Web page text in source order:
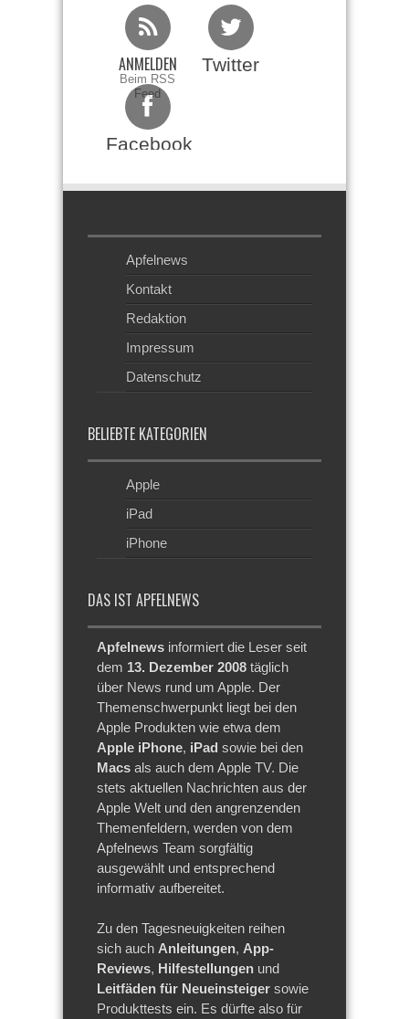
ANMELDEN
Beim RSS
Feed
Twitter
Facebook
Apfelnews
Kontakt
Redaktion
Impressum
Datenschutz
BELIEBTE KATEGORIEN
Apple
iPad
iPhone
DAS IST APFELNEWS
Apfelnews informiert die Leser seit
dem 13. Dezember 2008 täglich
über News rund um Apple. Der
Themenschwerpunkt liegt bei den
Apple Produkten wie etwa dem
Apple iPhone, iPad sowie bei den
Macs als auch dem Apple TV. Die
stets aktuellen Nachrichten aus der
Apple Welt und den angrenzenden
Themenfeldern, werden von dem
Apfelnews Team sorgfältig
ausgewählt und entsprechend
informativ aufbereitet.
Zu den Tagesneuigkeiten reihen
sich auch Anleitungen, App-
Reviews, Hilfestellungen und
Leitfäden für Neueinsteiger sowie
Produkttests ein. Es dürfte also für